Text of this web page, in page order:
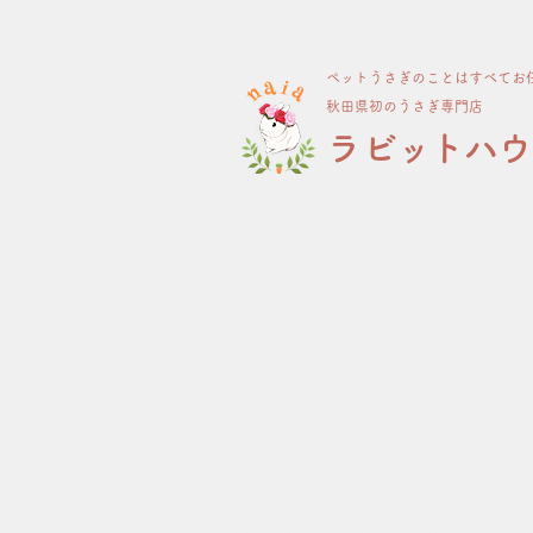
ペット​うさぎのことはすべてお
​秋田県初のうさぎ専門店
ラビットハ